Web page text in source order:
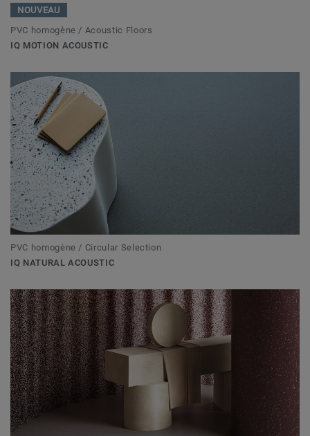
NOUVEAU
PVC homogène / Acoustic Floors
IQ MOTION ACOUSTIC
PVC homogène / Circular Selection
IQ NATURAL ACOUSTIC